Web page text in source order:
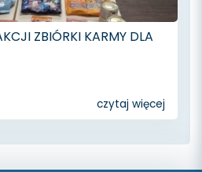
ZBIÓRKI KARMY DLA
czytaj więcej